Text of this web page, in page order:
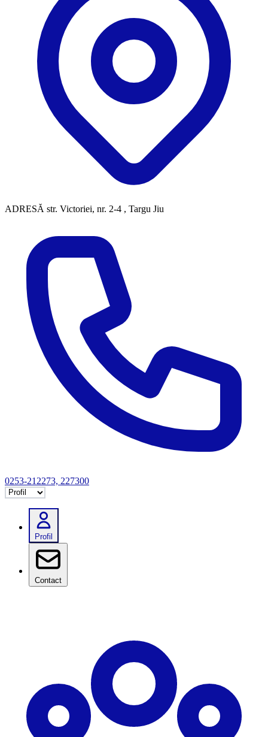
ADRESĂ str. Victoriei, nr. 2-4 , Targu Jiu
0253-212273, 227300
Selectează tab
Profil
Contact